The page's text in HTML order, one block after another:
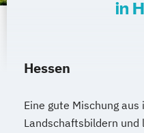
in
Hessen
Eine gute Mischung
Landschaftsbildern